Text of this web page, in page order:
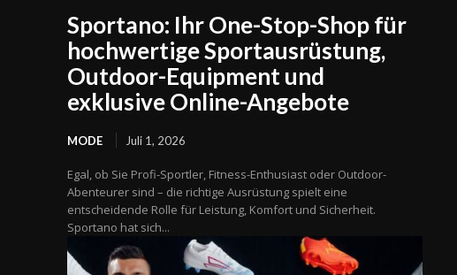
Sportano: Ihr One-Stop-Shop für
hochwertige Sportausrüstung,
Outdoor-Equipment und
exklusive Online-Angebote
MODE Juli 1, 2026
Egal, ob Sie Profi-Sportler, Fitness-Enthusiast oder Outdoor-
Abenteurer sind – die richtige Ausrüstung spielt eine
entscheidende Rolle für Leistung, Komfort und Sicherheit.
Sportano hat sich...